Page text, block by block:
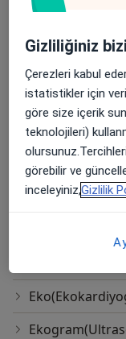
Balon
Bilgisayarlı
Biventriküler
Cox-Maze
Tedavisinde)
Efor Treadmil
Gizliliğiniz
Çerezleri kabul
istatistikler için veri
göre size içerik
teknolojileri)
görebilir ve
inceleyiniz,Gizlilik